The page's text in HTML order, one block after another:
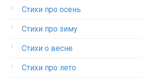
Стихи про осень
Стихи про зиму
Стихи о весне
Стихи про лето